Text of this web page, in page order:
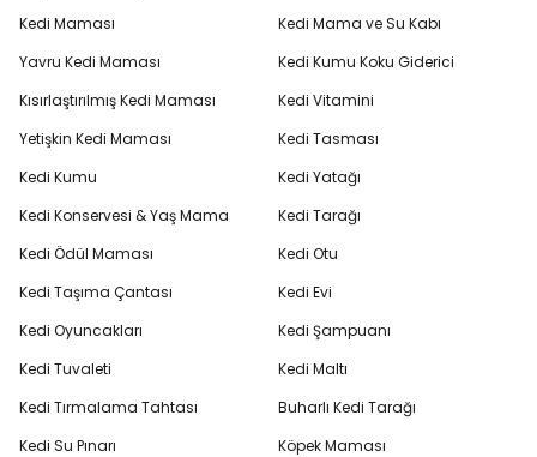
Kedi Maması
Yavru Kedi Maması
Kısırlaştırılmış Kedi Maması
Yetişkin Kedi Maması
Kedi Kumu
Kedi Konservesi & Yaş Mama
Kedi Ödül Maması
Kedi Taşıma Çantası
Kedi Oyuncakları
Kedi Tuvaleti
Kedi Tırmalama Tahtası
Kedi Su Pınarı
Kedi Mama ve Su Kabı
Kedi Kumu Koku Giderici
Kedi Vitamini
Kedi Tasması
Kedi Yatağı
Kedi Tarağı
Kedi Otu
Kedi Evi
Kedi Şampuanı
Kedi Maltı
Buharlı Kedi Tarağı
Köpek Maması